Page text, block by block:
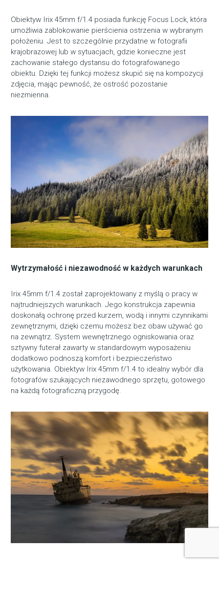
Obiektyw Irix 45mm f/1.4 posiada funkcję Focus Lock, która
umożliwia zablokowanie pierścienia ostrzenia w wybranym
położeniu. Jest to szczególnie przydatne w fotografii
krajobrazowej lub w sytuacjach, gdzie konieczne jest
zachowanie stałego dystansu do fotografowanego
obiektu. Dzięki tej funkcji możesz skupić się na kompozycji
zdjęcia, mając pewność, że ostrość pozostanie
niezmienna.
Wytrzymałość i niezawodność w każdych warunkach
Irix 45mm f/1.4 został zaprojektowany z myślą o pracy w
najtrudniejszych warunkach. Jego konstrukcja zapewnia
doskonałą ochronę przed kurzem, wodą i innymi czynnikami
zewnętrznymi, dzięki czemu możesz bez obaw używać go
na zewnątrz. System wewnętrznego ogniskowania oraz
sztywny futerał zawarty w standardowym wyposażeniu
dodatkowo podnoszą komfort i bezpieczeństwo
użytkowania. Obiektyw Irix 45mm f/1.4 to idealny wybór dla
fotografów szukających niezawodnego sprzętu, gotowego
na każdą fotograficzną przygodę.